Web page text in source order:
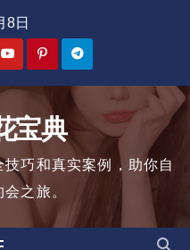
8日
宝典
巧和真实案例，助你自
之旅。